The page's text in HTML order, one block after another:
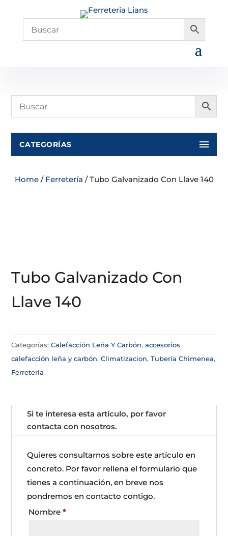
CATEGORÍAS
Home/ Ferretería / Tubo Galvanizado Con Llave 140
Tubo Galvanizado Con
Llave 140
Categorías:Calefacción Leña Y Carbón,accesorios
calefacción leña y carbón,Climatizacion,Tubería Chimenea,
Ferretería
Si te interesa esta artículo, por favor
contacta con nosotros.
Quieres consultarnos sobre este artículo en
concreto. Por favor rellena el formulario que
tienes a continuación, en breve nos
pondremos en contacto contigo.
Nombre*